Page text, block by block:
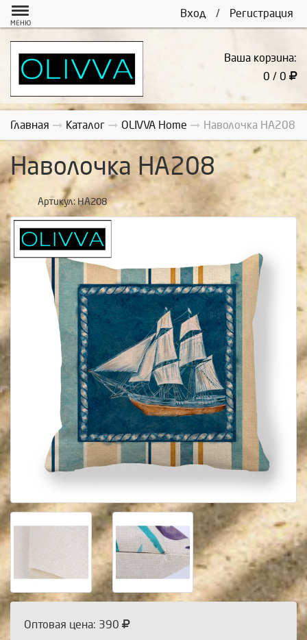
Вход / Регистрация
МЕНЮ
Ваша корзина:
0 / 0
Главная Каталог OLIVVA Home Наволочка НА208
Наволочка НА208
Артикул: НА208
Оптовая цена: 390